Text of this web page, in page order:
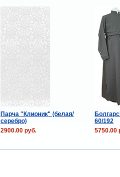
Парча "Клионик" (белая/
серебро)
60/192
2900.00 руб.
5750.00